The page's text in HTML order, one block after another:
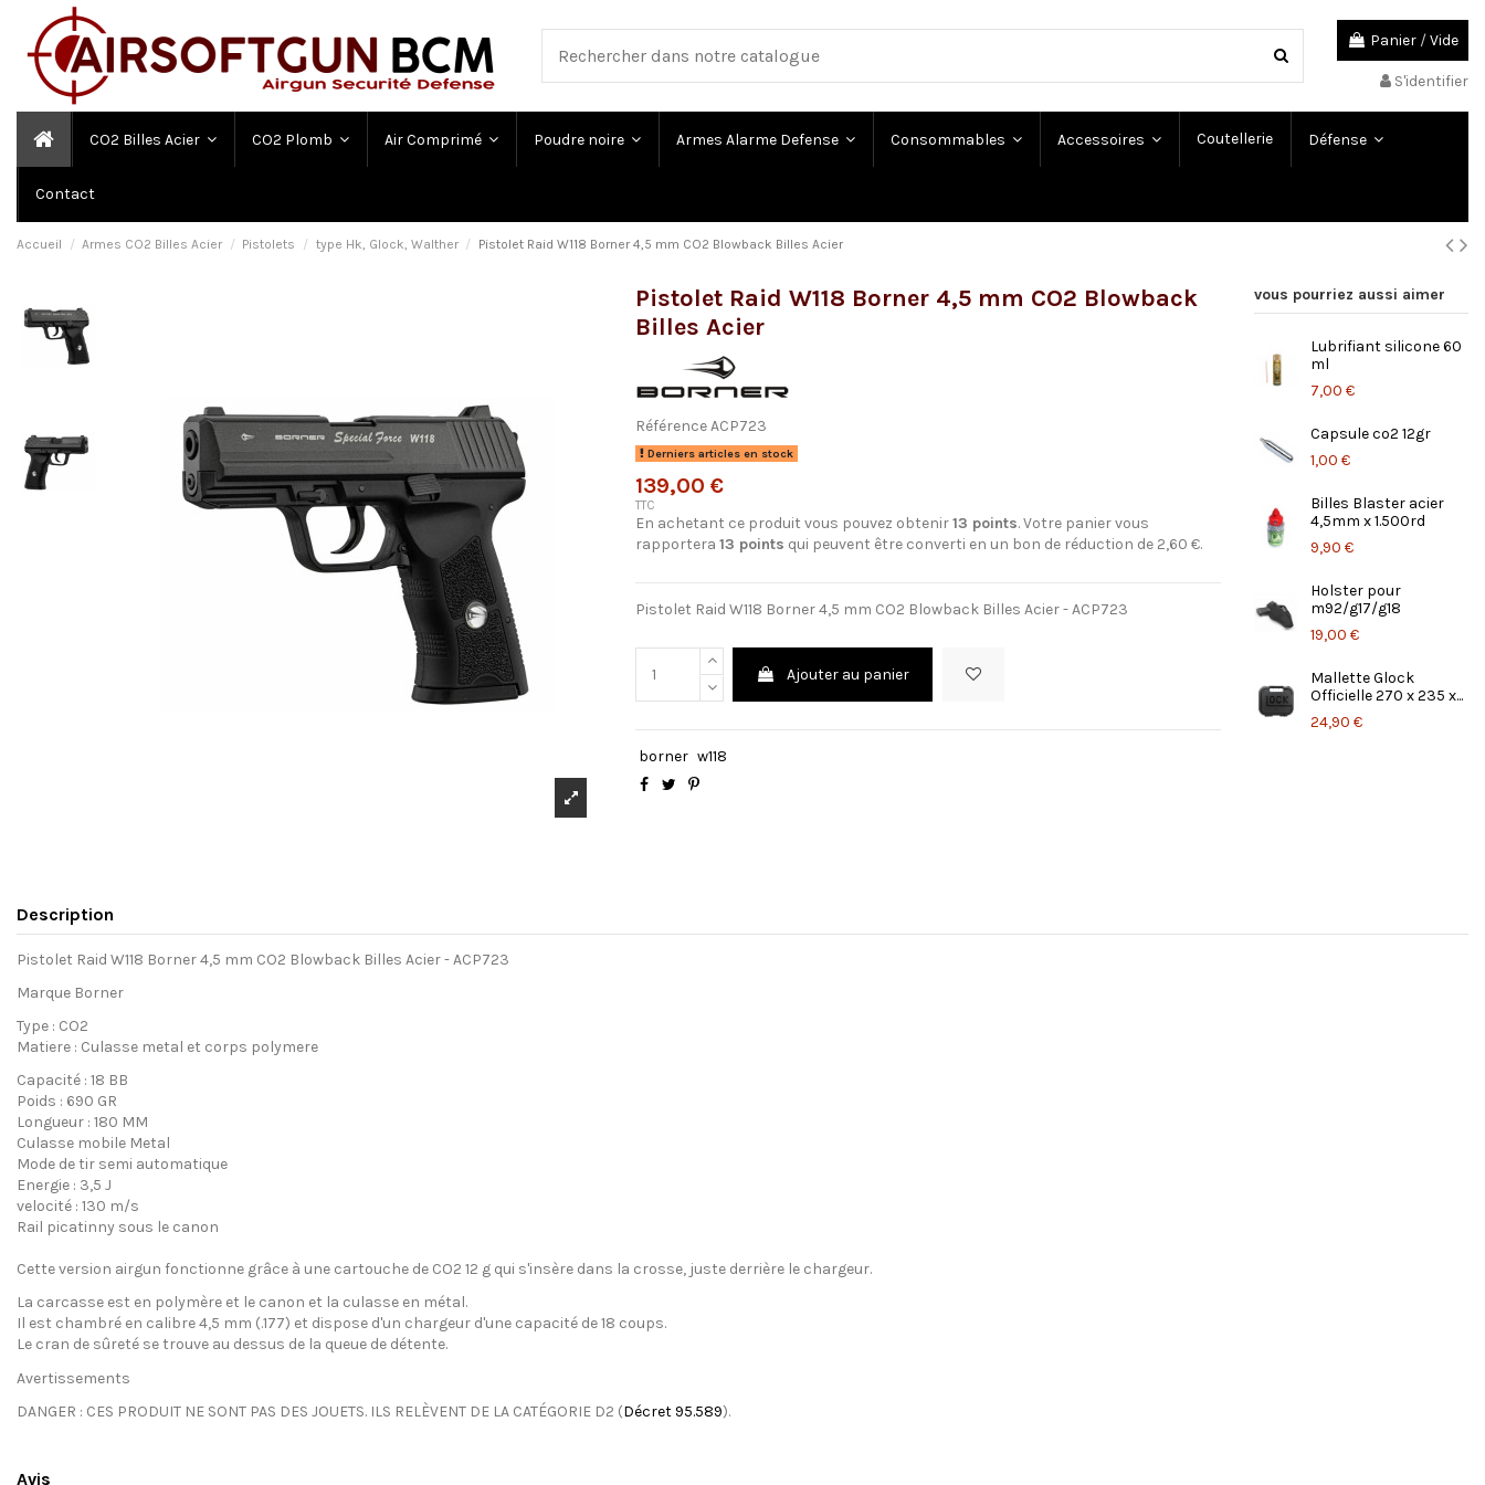
Panier /Vide
S'identifier
CO2 Billes Acier CO2 Plomb Air Comprimé Poudre noire Armes Alarme Defense Consommables Accessoires Coutellerie Défense
Contact
Accueil Armes CO2 Billes Acier Pistolets type Hk, Glock, Walther Pistolet Raid W118 Borner 4,5 mm CO2 Blowback Billes Acier
Pistolet Raid W118 Borner 4,5 mm CO2 Blowback
Billes Acier
RéférenceACP723
Derniers articles en stock
139,00 €
TTC
En achetant ce produit vous pouvez obtenir13 points. Votre panier vous
rapportera 13 points qui peuvent être converti en un bon de réduction de 2,60 €.
Pistolet Raid W118 Borner 4,5 mm CO2 Blowback Billes Acier - ACP723
Ajouter au panier
borner w118
vous pourriez aussi aimer
Lubrifiant silicone 60
ml
7,00 €
Capsule co2 12gr
1,00 €
Billes Blaster acier
4,5mm x 1.500rd
9,90 €
Holster pour
m92/g17/g18
19,00 €
Mallette Glock
Officielle 270 x 235 x...
24,90 €
Description
Pistolet Raid W118 Borner 4,5 mm CO2 Blowback Billes Acier - ACP723
Marque Borner
Type : CO2
Matiere : Culasse metal et corps polymere
Capacité : 18 BB
Poids : 690 GR
Longueur : 180 MM
Culasse mobile Metal
Mode de tir semi automatique
Energie : 3,5 J
velocité : 130 m/s
Rail picatinny sous le canon
Cette version airgun fonctionne grâce à une cartouche de CO2 12 g qui s'insère dans la crosse, juste derrière le chargeur.
La carcasse est en polymère et le canon et la culasse en métal.
Il est chambré en calibre 4,5 mm (.177) et dispose d'un chargeur d'une capacité de 18 coups.
Le cran de sûreté se trouve au dessus de la queue de détente.
Avertissements
DANGER : CES PRODUIT NE SONT PAS DES JOUETS. ILS RELÈVENT DE LA CATÉGORIE D2 (Décret 95.589).
Avis